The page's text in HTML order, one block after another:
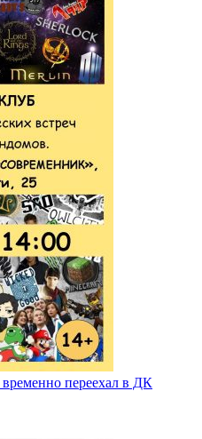
переехал в ДК